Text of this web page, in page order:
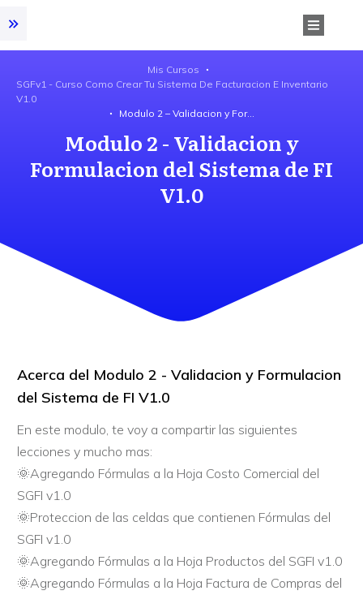
Mis Cursos
SGFv1 - Curso Como Crear Tu Sistema De Facturacion E Inventario
V1.0
Modulo 2 – Validacion y Formulacion del Sistema de FI V1.0
Modulo 2 - Validacion y
Formulacion del Sistema de FI
V1.0
Acerca del Modulo 2 - Validacion y Formulacion
del Sistema de FI V1.0
En este modulo, te voy a compartir las siguientes
lecciones y mucho mas:
🌞Agregando Fórmulas a la Hoja Costo Comercial del
SGFI v1.0
🌞Proteccion de las celdas que contienen Fórmulas del
SGFI v1.0
🌞Agregando Fórmulas a la Hoja Productos del SGFI v1.0
🌞Agregando Fórmulas a la Hoja Factura de Compras del